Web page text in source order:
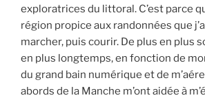
exploratrices du littoral. C’est parce
région propice aux randonnées que
marcher, puis courir. De plus en plus
en plus longtemps, en fonction de
du grand bain numérique et de
abords de la Manche m’ont aidée à